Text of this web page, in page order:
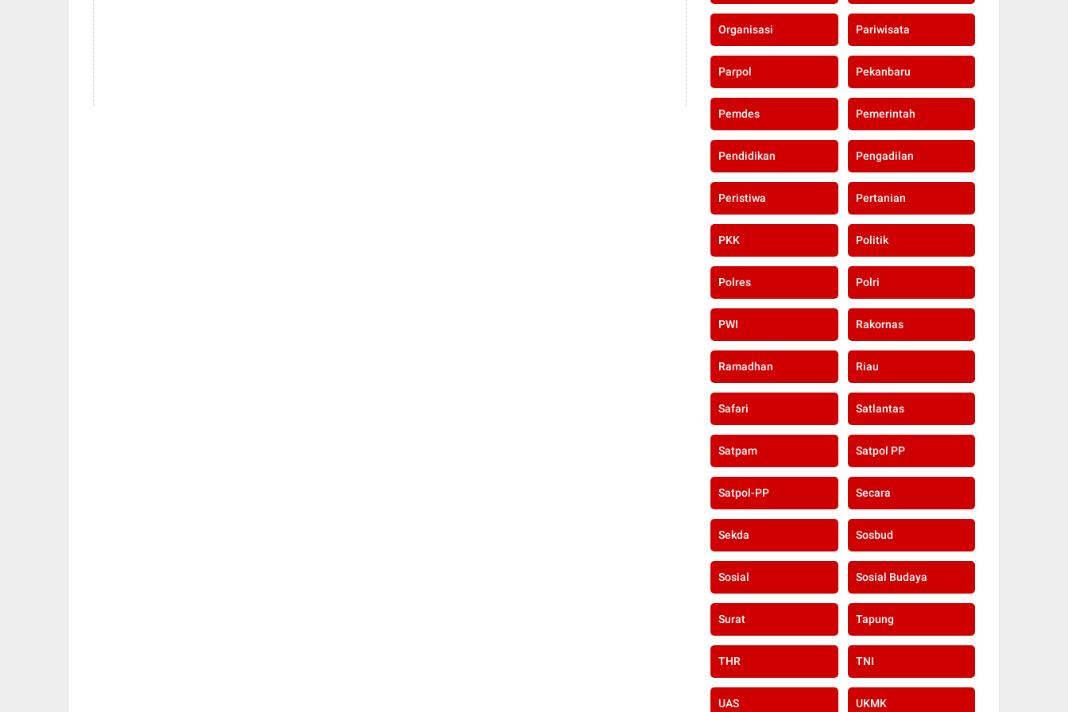
Organisasi Pariwisata
Parpol Pekanbaru
Pemdes Pemerintah
Pendidikan Pengadilan
Peristiwa Pertanian
PKK Politik
Polres Polri
PWI Rakornas
Ramadhan Riau
Safari Satlantas
Satpam Satpol PP
Satpol-PP Secara
Sekda Sosbud
Sosial Sosial Budaya
Surat Tapung
THR TNI
UAS UKMK